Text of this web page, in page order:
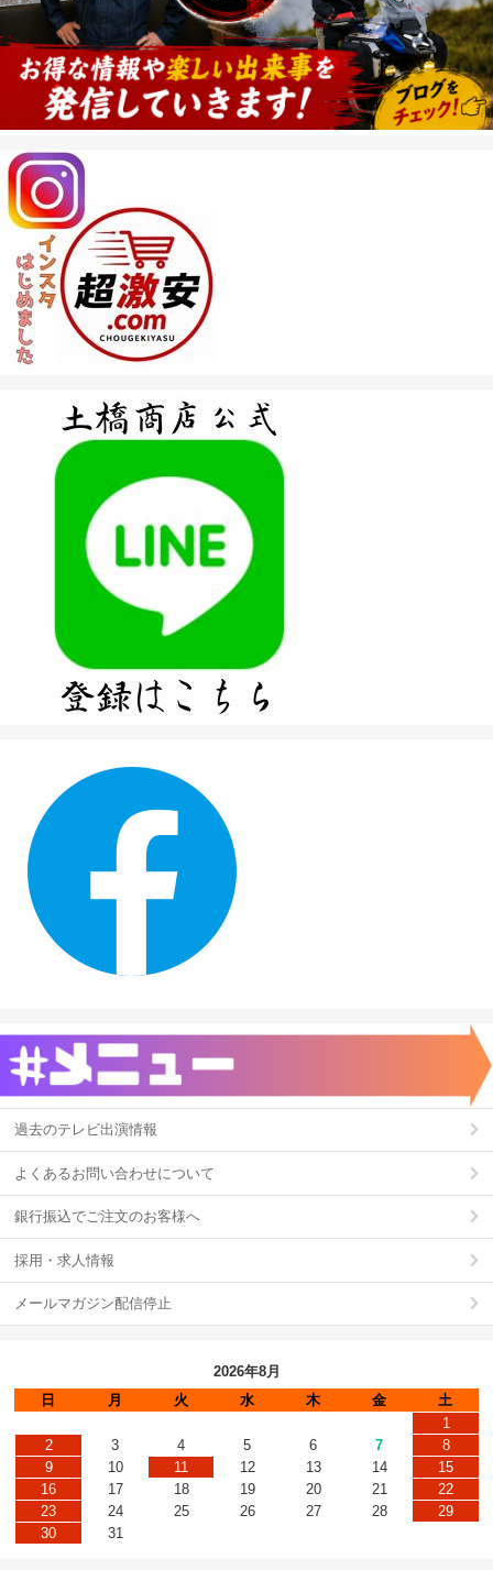
過去のテレビ出演情報
よくあるお問い合わせについて
銀行振込でご注文のお客様へ
採用・求人情報
メールマガジン配信停止
2026年8月
日
月 火 水 木 金
土
1
2
3 4 5 6 7
8
9
10 11 12 13 14
15
16
17 18 19 20 21
22
23
24 25 26 27 28
29
30
31